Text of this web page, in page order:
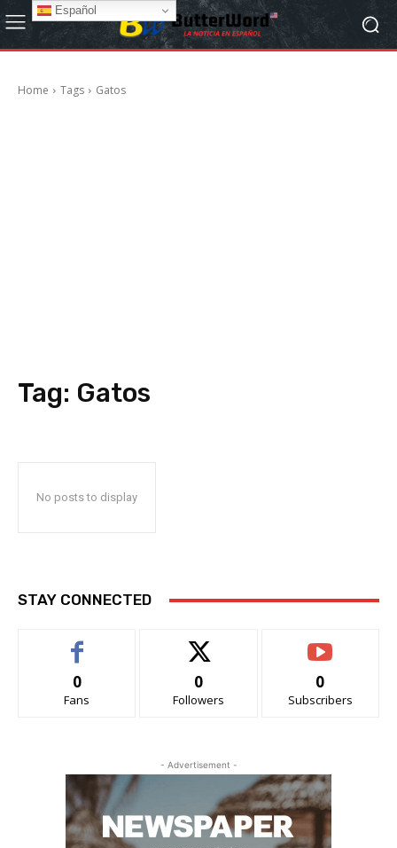
Home Tags Gatos
Tag: Gatos
No posts to display
STAY CONNECTED
0
Fans
0
Followers
0
Subscribers
- Advertisement -
Español